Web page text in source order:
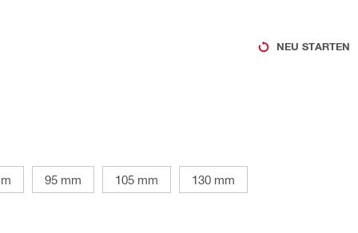
NEU STARTEN
95 mm 105 mm 130 mm